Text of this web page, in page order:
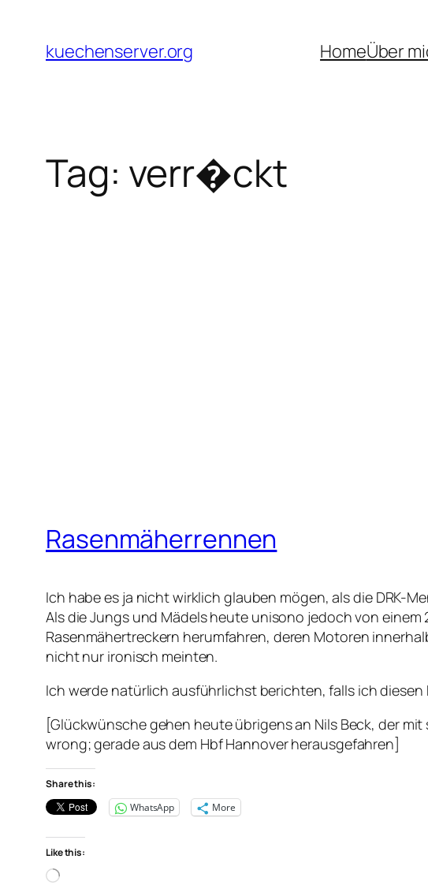
content
kuechenserver.org HomeÜber
Tag: verr�ckt
Rasenmäherrennen
Ich habe es ja nicht wirklich glauben mögen, als die DRK-
Als die Jungs und Mädels heute unisono jedoch von
Rasenmähertreckern herumfahren, deren Motoren
nicht nur ironisch meinten.
Ich werde natürlich ausführlichst berichten, falls ich diesen
[Glückwünsche gehen heute übrigens an Nils Beck, der
wrong; gerade aus dem Hbf Hannover herausgefahren]
Share this:
WhatsApp
More
Like this:
Loading…